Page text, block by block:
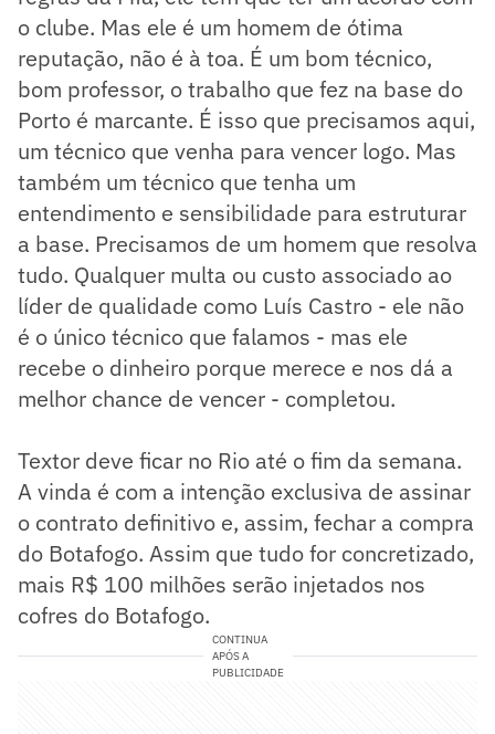
o clube. Mas ele é um homem de ótima
reputação, não é à toa. É um bom técnico,
bom professor, o trabalho que fez na base do
Porto é marcante. É isso que precisamos aqui,
um técnico que venha para vencer logo. Mas
também um técnico que tenha um
entendimento e sensibilidade para estruturar
a base. Precisamos de um homem que resolva
tudo. Qualquer multa ou custo associado ao
líder de qualidade como Luís Castro - ele não
é o único técnico que falamos - mas ele
recebe o dinheiro porque merece e nos dá a
melhor chance de vencer - completou.
Textor deve ficar no Rio até o fim da semana.
A vinda é com a intenção exclusiva de assinar
o contrato definitivo e, assim, fechar a compra
do Botafogo. Assim que tudo for concretizado,
mais R$ 100 milhões serão injetados nos
cofres do Botafogo.
CONTINUA
APÓS A
PUBLICIDADE